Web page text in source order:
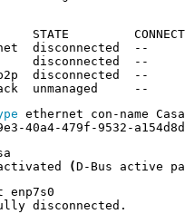
40a4-479f-9532-
(D-Bus active